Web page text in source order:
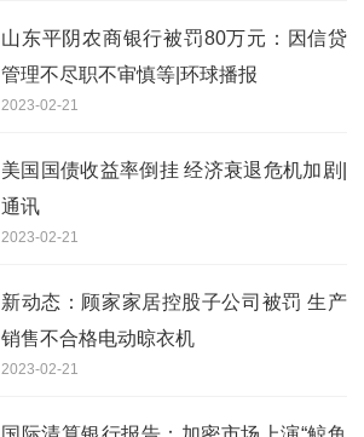
山东平阴农商银行被罚80万元：因信贷
管理不尽职不审慎等|环球播报
2023-02-21
美国国债收益率倒挂 经济衰退危机加剧|
通讯
2023-02-21
新动态：顾家家居控股子公司被罚 生产
销售不合格电动晾衣机
2023-02-21